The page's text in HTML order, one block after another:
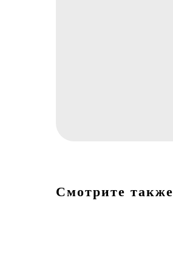
Смотрите также